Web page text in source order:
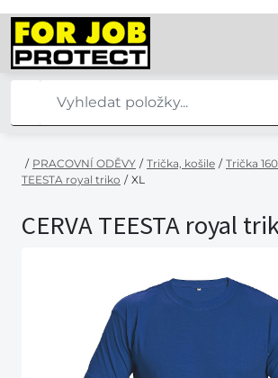
/ PRACOVNÍ ODĚVY / Trička, košile / Trička
TEESTA royal triko / XL
CERVA TEESTA royal